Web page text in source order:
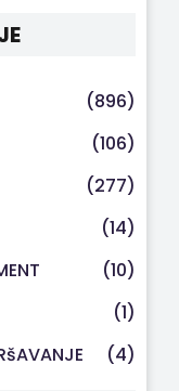
(896)
(106)
(277)
(14)
(10)
(1)
(4)